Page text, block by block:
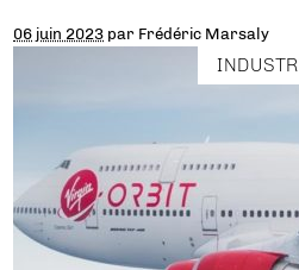
06 juin 2023 par Frédéric Marsaly